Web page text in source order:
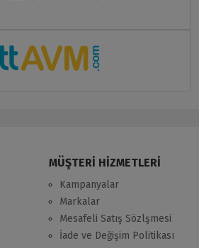
MÜŞTERİ HİZMETLERİ
Kampanyalar
Markalar
Mesafeli Satış Sözlşmesi
İade ve Değişim Politikası